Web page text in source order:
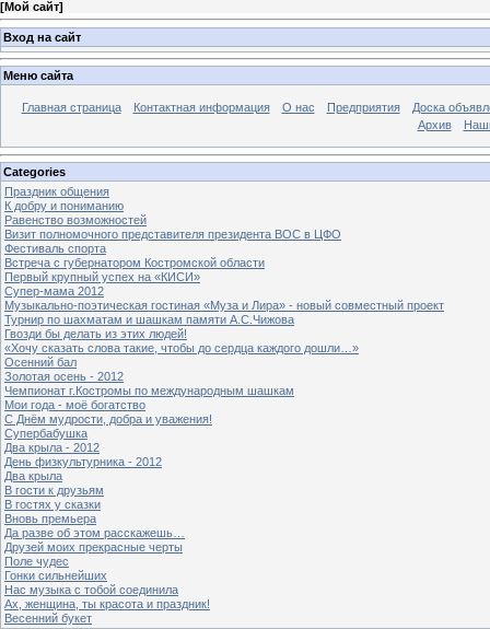
[Мой сайт]
Вход на сайт
Меню сайта
Главная страница Контактная информация О нас Предприятия
Доска
Архив
Categories
Праздник общения
К добру и пониманию
Равенство возможностей
Визит полномочного представителя президента ВОС в ЦФО
Фестиваль спорта
Встреча с губернатором Костромской области
Первый крупный успех на «КИСИ»
Супер-мама 2012
Музыкально-поэтическая гостиная «Муза и Лира» - новый совместный проект
Турнир по шахматам и шашкам памяти А.С.Чижова
Гвозди бы делать из этих людей!
«Хочу сказать слова такие, чтобы до сердца каждого дошли…»
Осенний бал
Золотая осень - 2012
Чемпионат г.Костромы по международным шашкам
Мои года - моё богатство
С Днём мудрости, добра и уважения!
Супербабушка
Два крыла - 2012
День физкультурника - 2012
Два крыла
В гости к друзьям
В гостях у сказки
Вновь премьера
Да разве об этом расскажешь…
Друзей моих прекрасные черты
Поле чудес
Гонки сильнейших
Нас музыка с тобой соединила
Ах, женщина, ты красота и праздник!
Весенний букет